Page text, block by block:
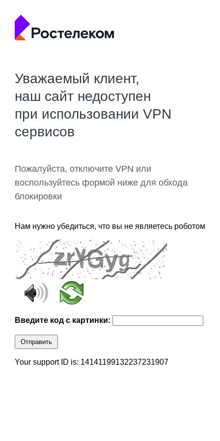
Уважаемый клиент,
наш сайт недоступен
при использовании VPN
сервисов
Пожалуйста, отключите VPN или
воспользуйтесь формой ниже для обхода
блокировки
Нам нужно убедиться, что вы не являетесь роботом
Введите код с картинки:
Отправить
Your support ID is: 14141199132237231907